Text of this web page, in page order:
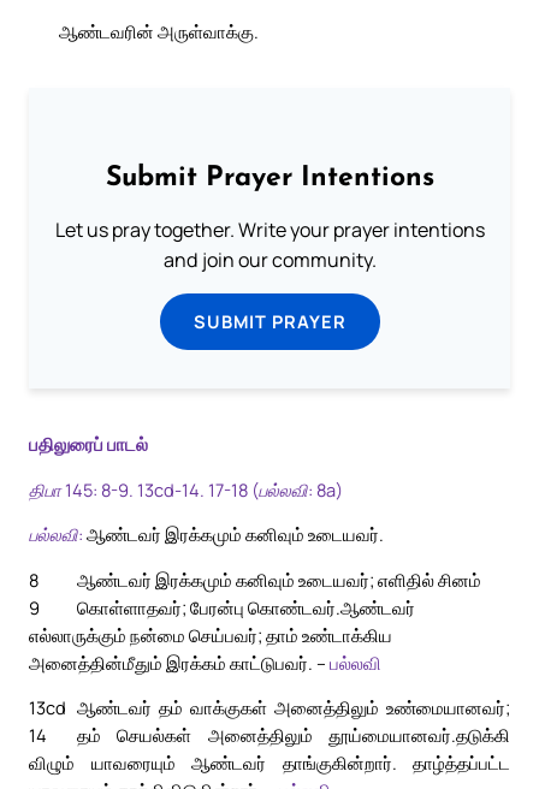
ஆண்டவரின் அருள்வாக்கு.
Submit Prayer Intentions
Let us pray together. Write your prayer intentions
and join our community.
SUBMIT PRAYER
பதிலுரைப் பாடல்
திபா 145: 8-9. 13cd-14. 17-18 (பல்லவி: 8a)
பல்லவி: ஆண்டவர் இரக்கமும் கனிவும் உடையவர்.
8
ஆண்டவர் இரக்கமும் கனிவும் உடையவர்; எளிதில் சினம்
கொள்ளாதவர்; பேரன்பு கொண்டவர்.
9
ஆண்டவர்
எல்லாருக்கும் நன்மை செய்பவர்; தாம் உண்டாக்கிய
அனைத்தின்மீதும் இரக்கம் காட்டுபவர். – பல்லவி
13cd ஆண்டவர் தம் வாக்குகள் அனைத்திலும் உண்மையானவர்;
தம் செயல்கள் அனைத்திலும் தூய்மையானவர்.
14
தடுக்கி
விழும் யாவரையும் ஆண்டவர் தாங்குகின்றார். தாழ்த்தப்பட்ட